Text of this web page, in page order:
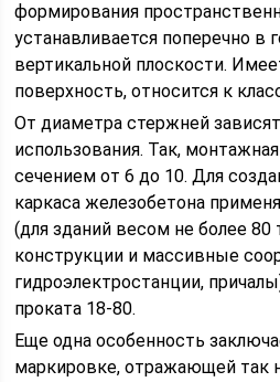
формирования
устанавливается поперечно в
вертикальной плоскости.
поверхность, относится к
От диаметра стержней
использования. Так,
сечением от 6 до 10. Для
каркаса железобетона
(для зданий весом не более
конструкции и массивные
гидроэлектростанции,
проката 18-80.
Еще одна особенность
маркировке, отражающей так